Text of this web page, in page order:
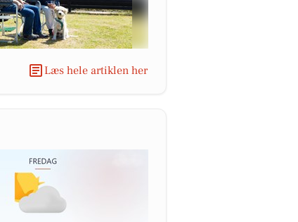
Læs hele artiklen her